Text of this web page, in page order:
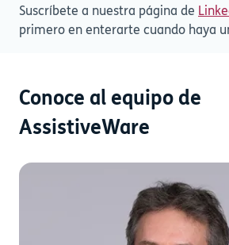
Suscríbete a nuestra página de
primero en enterarte cuando haya
Conoce al equipo de
AssistiveWare